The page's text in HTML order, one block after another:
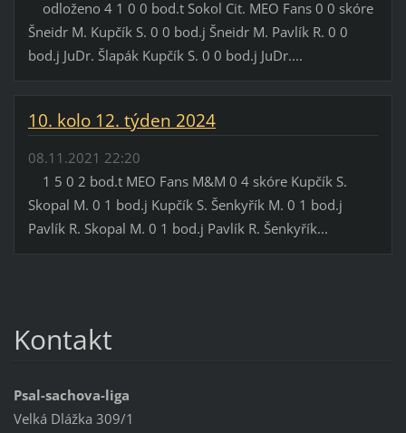
odloženo 4 1 0 0 bod.t Sokol Cit. MEO Fans 0 0 skóre
Šneidr M. Kupčík S. 0 0 bod.j Šneidr M. Pavlík R. 0 0
bod.j JuDr. Šlapák Kupčík S. 0 0 bod.j JuDr....
10. kolo 12. týden 2024
08.11.2021 22:20
1 5 0 2 bod.t MEO Fans M&M 0 4 skóre Kupčík S.
Skopal M. 0 1 bod.j Kupčík S. Šenkyřík M. 0 1 bod.j
Pavlík R. Skopal M. 0 1 bod.j Pavlík R. Šenkyřík...
Kontakt
Psal-sachova-liga
Velká Dlážka 309/1